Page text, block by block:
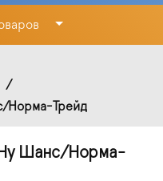
Норма-Трейд
Шанс/Норма-